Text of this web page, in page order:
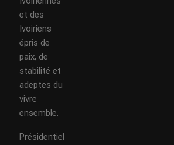
et des
Ivoiriens
épris de
paix, de
stabilité et
adeptes du
vivre
ensemble.
Présidentiel